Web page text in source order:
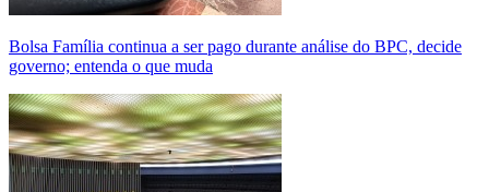
Bolsa Família continua a ser pago durante análise do BPC, decide
governo; entenda o que muda